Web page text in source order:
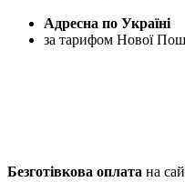
Адресна по Україні
за тарифом Нової
Безготівкова оплата на